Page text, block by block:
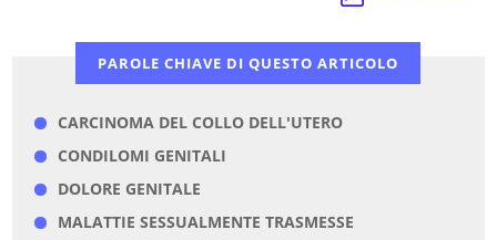
PAROLE CHIAVE DI QUESTO ARTICOLO
CARCINOMA DEL COLLO DELL'UTERO
CONDILOMI GENITALI
DOLORE GENITALE
MALATTIE SESSUALMENTE TRASMESSE